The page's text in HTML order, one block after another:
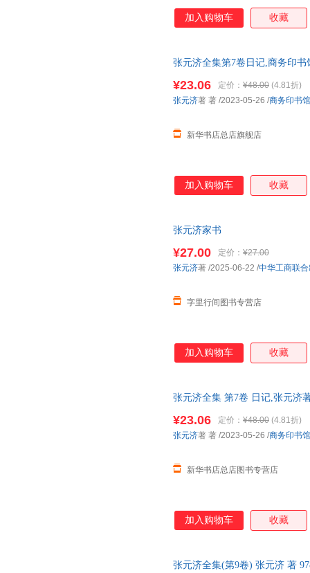
加入购物车 收藏
张元济全集第7卷日记,商务印
¥23.06 定价： ¥48.00 (4.81折)
新华书店总店旗舰店
张元济著 著 /2023-05-26 /商务印书馆
加入购物车 收藏
张元济家书
¥27.00 定价： ¥27.00
字里行间图书专营店
张元济著 /2025-06-22 /中华工商联
加入购物车 收藏
张元济全集 第7卷 日记,张元济
13284178503
¥23.06 定价： ¥48.00 (4.81折)
新华书店总店图书专营店
张元济著 著 /2023-05-26 /商务印书馆
加入购物车 收藏
张元济全集(第9卷) 张元济 著